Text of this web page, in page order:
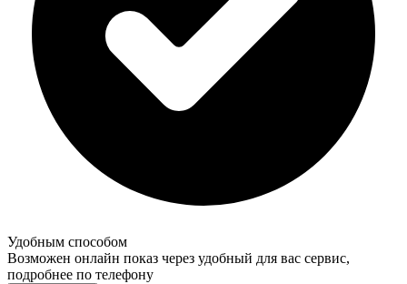
Удобным способом
Возможен онлайн показ через удобный для вас сервис,
подробнее по телефону